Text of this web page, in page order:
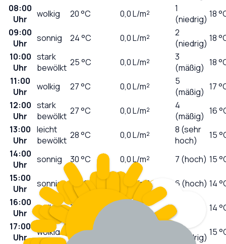
08:00
Uhr
wolkig 20°C 0,0L/m²
1
(niedrig) 18
09:00
Uhr
sonnig 24°C 0,0L/m²
2
(niedrig) 18
10:00
Uhr
stark
bewölkt 25°C 0,0L/m²
3
(mäßig) 18
11:00
Uhr
wolkig 27°C 0,0L/m²
5
(mäßig) 17
12:00
Uhr
stark
bewölkt 27°C 0,0L/m²
4
(mäßig) 16
13:00
Uhr
leicht
bewölkt 28°C 0,0L/m²
8 (sehr
hoch)
15
14:00
Uhr
sonnig 30°C 0,0L/m² 7 (hoch) 15
15:00
Uhr
sonnig 31 °C L/m² 6 (hoch) 14
16:00
Uhr
wolkig 31 L/m²
(mäßig)
14
17:00
Uhr
wolkig 31°C
2
(niedrig) 15